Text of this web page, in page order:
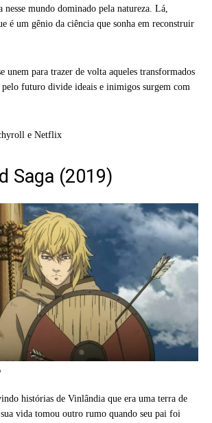
nesse mundo dominado pela natureza. Lá,
é um gênio da ciência que sonha em reconstruir
unem para trazer de volta aqueles transformados
pelo futuro divide ideais e inimigos surgem com
e Netflix
Saga (2019)
histórias de Vinlândia que era uma terra de
vida tomou outro rumo quando seu pai foi